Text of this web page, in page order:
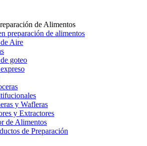
de Alimentos
preparación de alimentos
Aire
goteo
y Wafleras
y Extractores
de Alimentos
de Preparación